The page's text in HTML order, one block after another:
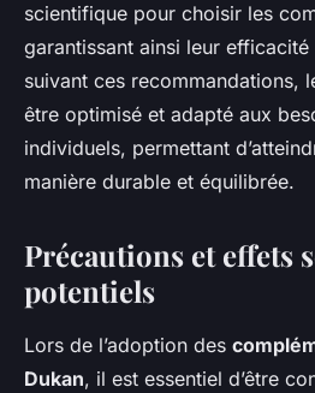
scientifique pour choisir les
garantissant ainsi leur
suivant ces recommandations,
être optimisé et adapté aux
individuels, permettant
manière durable et équilibrée.
Précautions et effets
potentiels
Lors de l’adoption des
Dukan, il est essentiel d’être